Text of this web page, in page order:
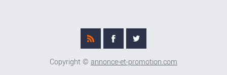
Copyright © annonce-et-promotion.com